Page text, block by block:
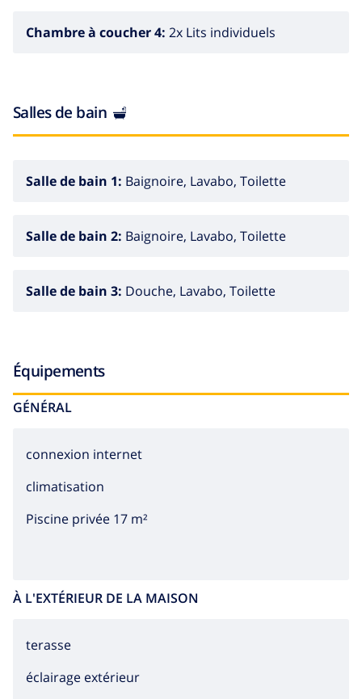
Chambre à coucher 4: 2x Lits individuels
Salles de bain
Salle de bain 1: Baignoire, Lavabo, Toilette
Salle de bain 2: Baignoire, Lavabo, Toilette
Salle de bain 3: Douche, Lavabo, Toilette
Équipements
GÉNÉRAL
connexion internet
climatisation
Piscine privée 17 m²
À L'EXTÉRIEUR DE LA MAISON
terasse
éclairage extérieur